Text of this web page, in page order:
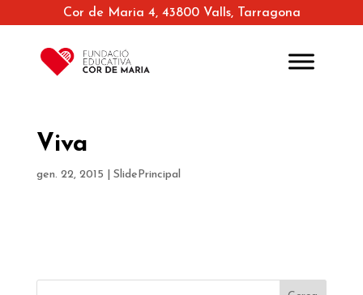
Cor de Maria 4, 43800 Valls, Tarragona
Viva
gen. 22, 2015 SlidePrincipal